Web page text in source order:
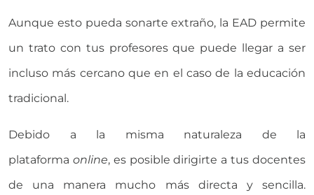
Aunque esto pueda sonarte extraño, la EAD permite
un trato con tus profesores que puede llegar a ser
incluso más cercano que en el caso de la educación
tradicional.
Debido a la misma naturaleza de la
plataforma online, es posible dirigirte a tus docentes
de una manera mucho más directa y sencilla.